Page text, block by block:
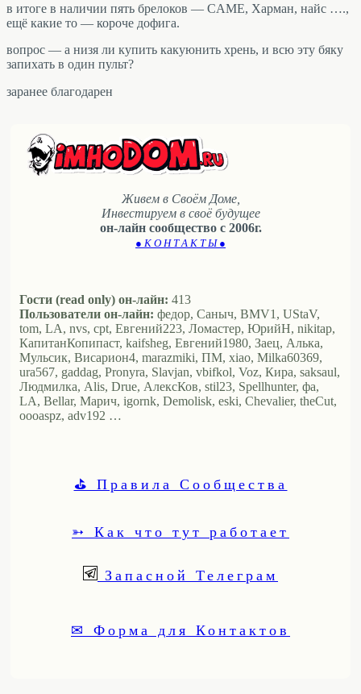
в итоге в наличии пять брелоков — CAME, Харман, найс ….,
ещё какие то — короче дофига.
вопрос — а низя ли купить какуюнить хрень, и всю эту бяку
запихать в один пульт?
заранее благодарен
Живем в Своём Доме,
Инвестируем в своё будущее
он-лайн сообщество с 2006г.
● К О Н Т А К Т Ы ●
Гости (read only) он-лайн: 413
Пользователи он-лайн: федор, Саныч, BMV1, UStaV,
tom, LA, nvs, cpt, Евгений223, Ломастер, ЮрийН, nikitap,
КапитанКопипаст, kaifsheg, Евгений1980, Заец, Алька,
Мульсик, Висариoн4, marazmiki, ПМ, xiao, Milka60369,
ura567, gaddag, Pronyra, Slavjan, vbifkol, Voz, Кира, saksaul,
Людмилка, Alis, Drue, АлексКов, stil23, Spellhunter, фа,
LA, Bellar, Марич, igornk, Demolisk, eski, Chevalier, theCut,
oooaspz, adv192 …
⛳ Правила Сообщества
➳ Как что тут работает
Запасной Телеграм
✉ Форма для Контактов